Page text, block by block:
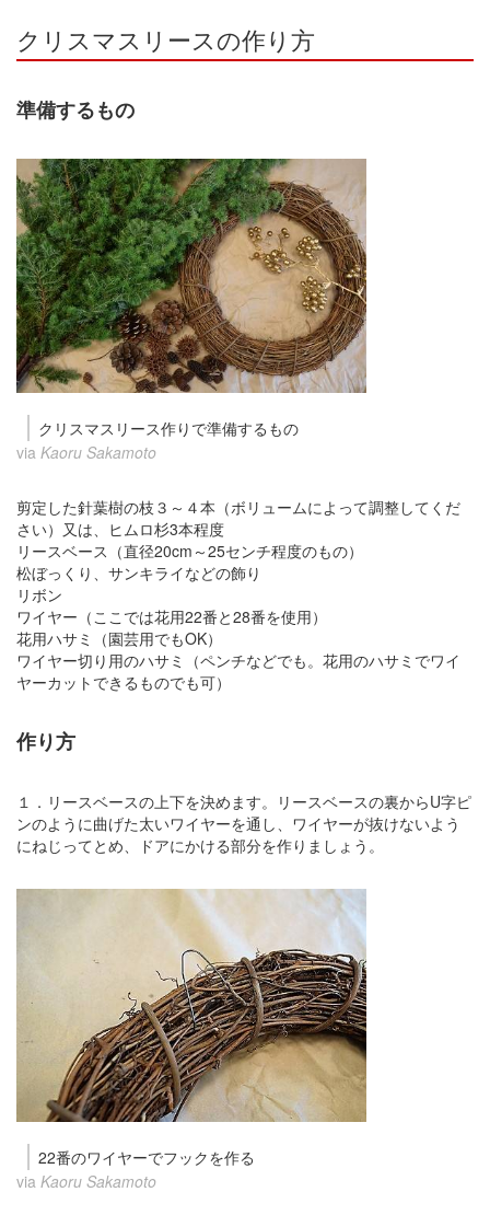
クリスマスリースの作り方
準備するもの
クリスマスリース作りで準備するもの
via Kaoru Sakamoto
剪定した針葉樹の枝３～４本（ボリュームによって調整してくだ
さい）又は、ヒムロ杉3本程度
リースベース（直径20cm～25センチ程度のもの）
松ぼっくり、サンキライなどの飾り
リボン
ワイヤー（ここでは花用22番と28番を使用）
花用ハサミ（園芸用でもOK）
ワイヤー切り用のハサミ（ペンチなどでも。花用のハサミでワイ
ヤーカットできるものでも可）
作り方
１．リースベースの上下を決めます。リースベースの裏からU字ピ
ンのように曲げた太いワイヤーを通し、ワイヤーが抜けないよう
にねじってとめ、ドアにかける部分を作りましょう。
22番のワイヤーでフックを作る
via Kaoru Sakamoto